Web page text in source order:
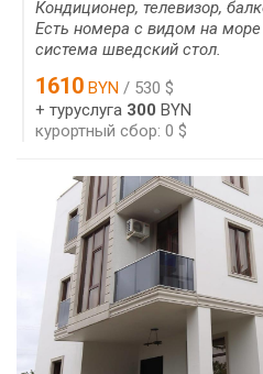
Кондиционер, телевизор,
Есть номера с видом на
система шведский стол.
1610 BYN / 530 $
+ туруслуга 300 BYN
курортный сбор: 0 $